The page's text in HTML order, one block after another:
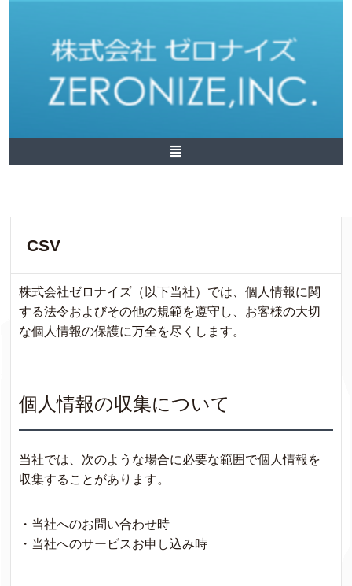
CSV
株式会社ゼロナイズ（以下当社）では、個人情報に関
する法令およびその他の規範を遵守し、お客様の大切
な個人情報の保護に万全を尽くします。
個人情報の収集について
当社では、次のような場合に必要な範囲で個人情報を
収集することがあります。
・当社へのお問い合わせ時
・当社へのサービスお申し込み時